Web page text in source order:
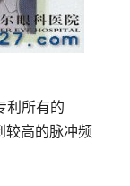
利所有的
较高的脉冲频